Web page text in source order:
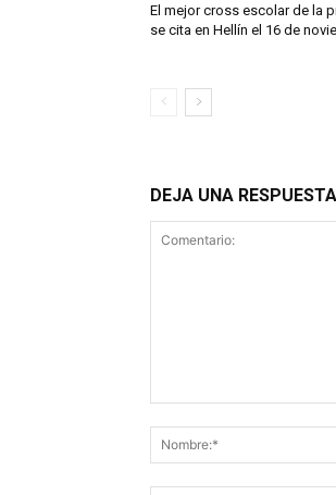
El mejor cross escolar de la
se cita en Hellín el 16 de
DEJA UNA RESPUESTA